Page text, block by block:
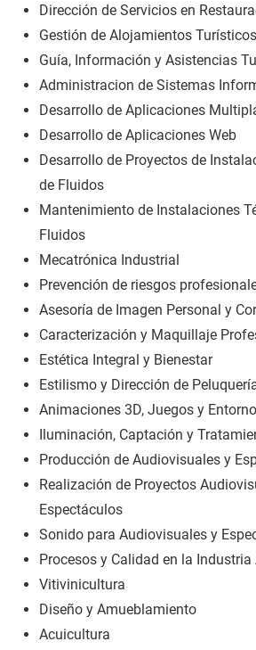
Dirección de Servicios en
Gestión de Alojamientos Turísticos
Guía, Información y Asistencias
Administracion de Sistemas
Desarrollo de Aplicaciones
Desarrollo de Aplicaciones Web
Desarrollo de Proyectos de
de Fluidos
Mantenimiento de Instalaciones
Fluidos
Mecatrónica Industrial
Prevención de riesgos
Asesoría de Imagen Personal y
Caracterización y Maquillaje
Estética Integral y Bienestar
Estilismo y Dirección de
Animaciones 3D, Juegos y
Iluminación, Captación y
Producción de Audiovisuales y
Realización de Proyectos
Espectáculos
Sonido para Audiovisuales y
Procesos y Calidad en la
Vitivinicultura
Diseño y Amueblamiento
Acuicultura